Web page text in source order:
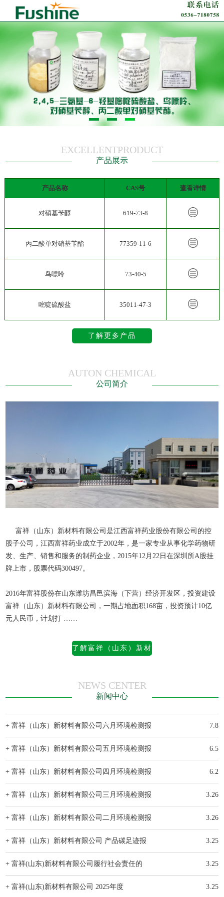
EXCELLENTPRODUCT
产品展示
产品名称 CAS号 查看详情
对硝基苄醇 619-73-8
丙二酸单对硝基苄酯 77359-11-6
鸟嘌呤 73-40-5
嘧啶硫酸盐 35011-47-3
了解更多产品
AUTON CHEMICAL
公司简介
富祥（山东）新材料有限公司是江西富祥药业股份有限公司的控
股子公司，江西富祥药业成立于2002年，是一家专业从事化学药物研
发、生产、销售和服务的制药企业，2015年12月22日在深圳所A股挂
牌上市，股票代码300497。
2016年富祥股份在山东潍坊昌邑滨海（下营）经济开发区，投资建设
富祥（山东）新材料有限公司 ，一期占地面积168亩，投资预计10亿
元人民币，计划打 ……
了解富祥（山东）新材
NEWS CENTER
新闻中心
+ 富祥（山东）新材料有限公司六月环境检测报 7.8
+ 富祥（山东）新材料有限公司五月环境检测报 6.5
+ 富祥（山东）新材料有限公司四月环境检测报 6.2
+ 富祥（山东）新材料有限公司三月环境检测报 3.26
+ 富祥（山东）新材料有限公司二月环境检测报 3.26
+ 富祥（山东）新材料有限公司 产品碳足迹报 3.25
+ 富祥(山东)新材料有限公司履行社会责任的 3.25
+ 富祥(山东)新材料有限公司 2025年度 3.25